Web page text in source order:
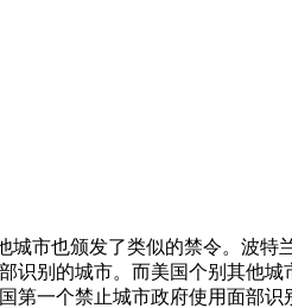
市也颁发了类似的禁令。波
别的城市。而美国个别其他
一个禁止城市政府使用面部